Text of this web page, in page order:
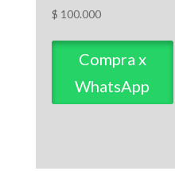
$ 100.000
Compra x
WhatsApp